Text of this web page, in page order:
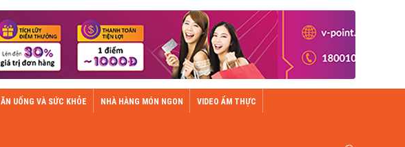
ĂN UỐNG VÀ SỨC KHỎE NHÀ HÀNG MÓN NGON VIDEO ẨM THỰC